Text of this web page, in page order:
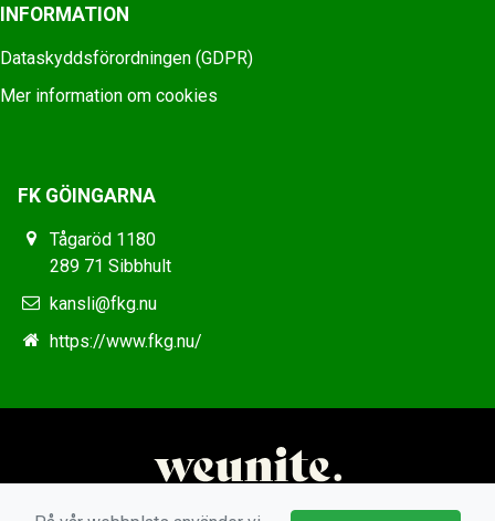
INFORMATION
Dataskyddsförordningen (GDPR)
Mer information om cookies
FK GÖINGARNA
Tågaröd 1180
289 71 Sibbhult
kansli@fkg.nu
https://www.fkg.nu/